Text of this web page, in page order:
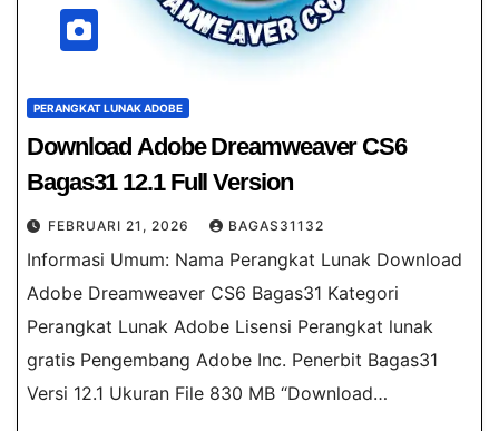
PERANGKAT LUNAK ADOBE
Download Adobe Dreamweaver CS6
Bagas31​ 12.1 Full Version
FEBRUARI 21, 2026 BAGAS31132
Informasi Umum: Nama Perangkat Lunak Download
Adobe Dreamweaver CS6 Bagas31​ Kategori
Perangkat Lunak Adobe Lisensi Perangkat lunak
gratis Pengembang Adobe Inc. Penerbit Bagas31
Versi 12.1 Ukuran File 830 MB “Download…